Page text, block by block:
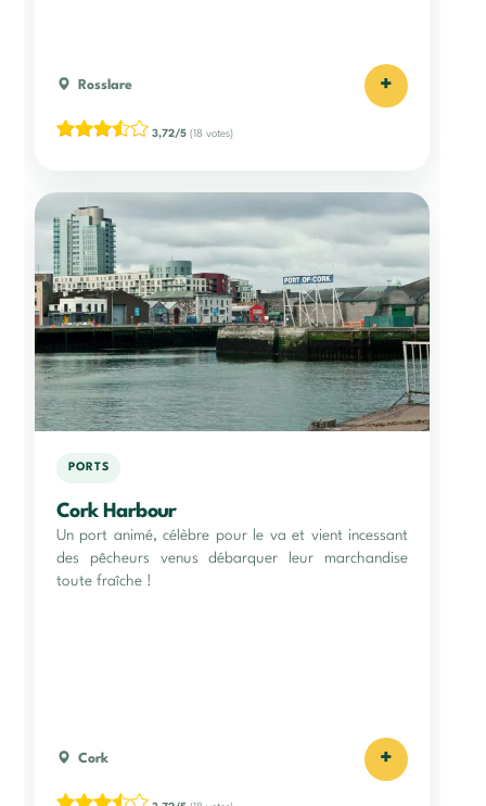
Rosslare +
3,72/5 (18 votes)
PORTS
Cork Harbour
Un port animé, célèbre pour le va et vient incessant
des pêcheurs venus débarquer leur marchandise
toute fraîche !
Cork +